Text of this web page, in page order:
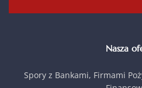
Nasza
Spory z Bankami, Firmami